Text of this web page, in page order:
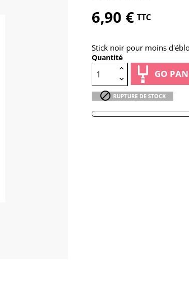
6,90 € TTC
Stick noir pour moins
Quantité
GO
 RUPTURE DE STOCK